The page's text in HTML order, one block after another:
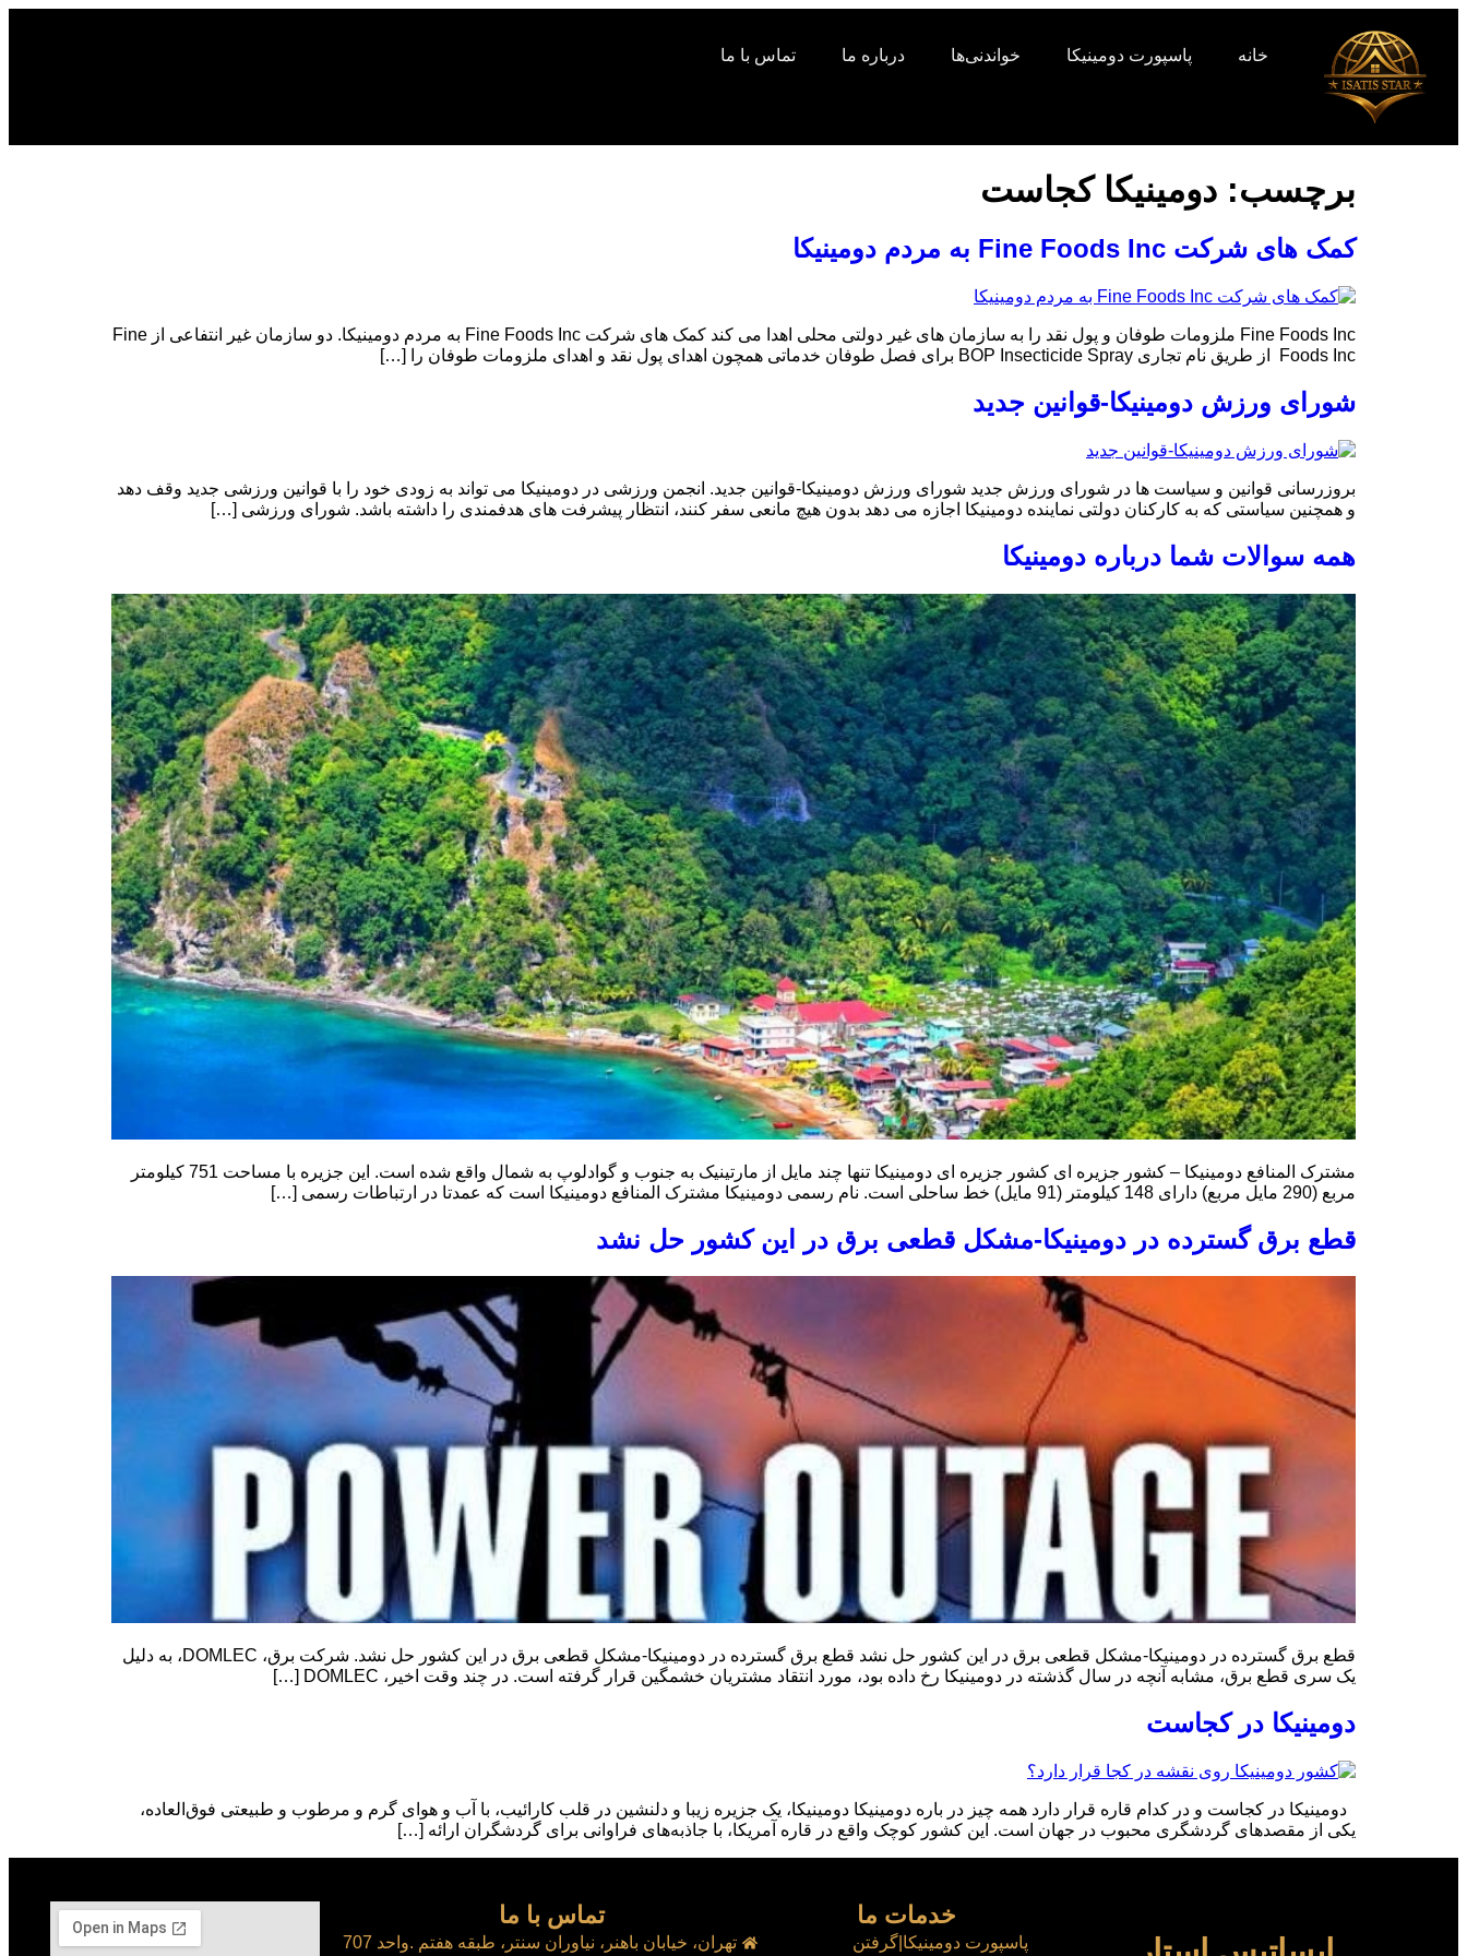
خانه پاسپورت دومینیکا خواندنی‌ها درباره ما تماس با ما
برچسب: دومینیکا کجاست
کمک های شرکت Fine Foods Inc به مردم دومینیکا
Fine Foods Inc ملزومات طوفان و پول نقد را به سازمان های غیر دولتی محلی اهدا می کند کمک های شرکت Fine Foods Inc به مردم دومینیکا. دو سازمان غیر انتفاعی از Fine
Foods Inc از طریق نام تجاری BOP Insecticide Spray برای فصل طوفان خدماتی همچون اهدای پول نقد و اهدای ملزومات طوفان را […]
شورای ورزش دومینیکا-قوانین جدید
بروزرسانی قوانین و سیاست ها در شورای ورزش جدید شورای ورزش دومینیکا-قوانین جدید. انجمن ورزشی در دومینیکا می تواند به زودی خود را با قوانین ورزشی جدید وقف دهد
و همچنین سیاستی که به کارکنان دولتی نماینده دومینیکا اجازه می دهد بدون هیچ مانعی سفر کنند، انتظار پیشرفت های هدفمندی را داشته باشد. شورای ورزشی […]
همه سوالات شما درباره دومینیکا
مشترک المنافع دومینیکا – کشور جزیره ای کشور جزیره ای دومینیکا تنها چند مایل از مارتینیک به جنوب و گوادلوپ به شمال واقع شده است. این جزیره با مساحت 751 کیلومتر
مربع (290 مایل مربع) دارای 148 کیلومتر (91 مایل) خط ساحلی است. نام رسمی دومینیکا مشترک المنافع دومینیکا است که عمدتا در ارتباطات رسمی […]
قطع برق گسترده در دومینیکا-مشکل قطعی برق در این کشور حل نشد
قطع برق گسترده در دومینیکا-مشکل قطعی برق در این کشور حل نشد قطع برق گسترده در دومینیکا-مشکل قطعی برق در این کشور حل نشد. شرکت برق، DOMLEC، به دلیل
یک سری قطع برق، مشابه آنچه در سال گذشته در دومینیکا رخ داده بود، مورد انتقاد مشتریان خشمگین قرار گرفته است. در چند وقت اخیر، DOMLEC […]
دومینیکا در کجاست
دومینیکا در کجاست و در کدام قاره قرار دارد همه چیز در باره دومینیکا دومینیکا، یک جزیره زیبا و دلنشین در قلب کارائیب، با آب و هوای گرم و مرطوب و طبیعتی فوق‌العاده،
یکی از مقصدهای گردشگری محبوب در جهان است. این کشور کوچک واقع در قاره آمریکا، با جاذبه‌های فراوانی برای گردشگران ارائه […]
خدمات ما
پاسپورت دومینیکا|گرفتن
تماس با ما
تهران، خیابان باهنر، نیاوران سنتر، طبقه هفتم .واحد 707